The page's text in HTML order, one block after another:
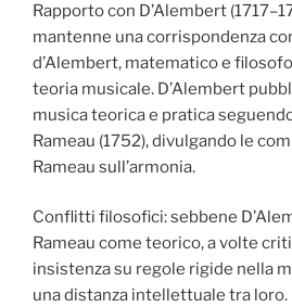
Rapporto con D’Alembert
mantenne una corrispondenza
d’Alembert, matematico e
teoria musicale. D’Alembert
musica teorica e pratica
Rameau (1752), divulgando le
Rameau sull’armonia.
Conflitti filosofici: sebbene
Rameau come teorico, a volte
insistenza su regole rigide nella
una distanza intellettuale tra loro.